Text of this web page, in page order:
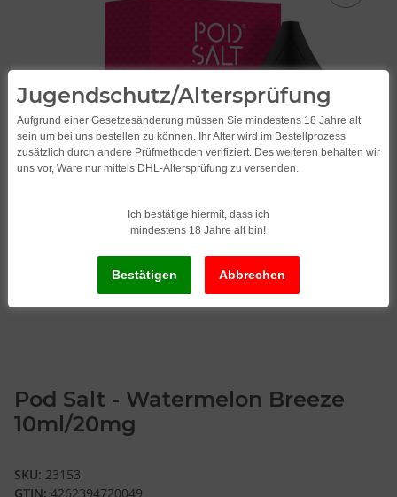
Pod Salt - Watermelon Breeze
10ml/20mg
SKU: 23153
GTIN: 4262394720049
Jugendschutz/Altersprüfung
Aufgrund einer Gesetzesänderung müssen Sie mindestens 18 Jahre alt
sein um bei uns bestellen zu können. Ihr Alter wird im Bestellprozess
zusätzlich durch andere Prüfmethoden verifiziert. Des weiteren behalten wir
uns vor, Ware nur mittels DHL-Altersprüfung zu versenden.
Ich bestätige hiermit, dass ich
mindestens 18 Jahre alt bin!